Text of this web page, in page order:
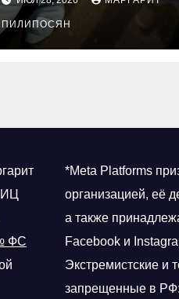
районе задержали
подозреваемого в
незаконном
ПИЛИПОСЯН
ФС
*Meta Platforms
организацией, её
а также
Facebook и
Экстремистские и
запрещенные в